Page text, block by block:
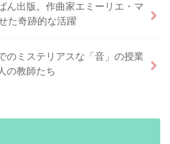
ん出版。作曲家エミーリエ・マ
た奇跡的な活躍
のミステリアスな「音」の授業
の教師たち